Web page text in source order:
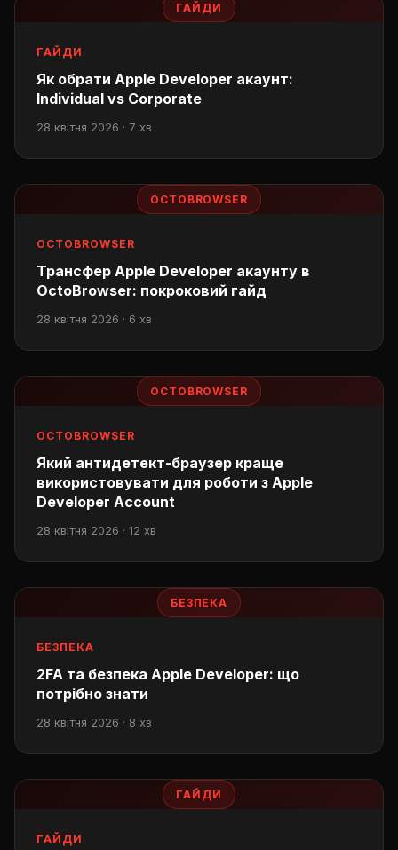
ГАЙДИ
ГАЙДИ
Як обрати Apple Developer акаунт:
Individual vs Corporate
28 квітня 2026 · 7 хв
OCTOBROWSER
OCTOBROWSER
Трансфер Apple Developer акаунту в
OctoBrowser: покроковий гайд
28 квітня 2026 · 6 хв
OCTOBROWSER
OCTOBROWSER
Який антидетект-браузер краще
використовувати для роботи з Apple
Developer Account
28 квітня 2026 · 12 хв
БЕЗПЕКА
БЕЗПЕКА
2FA та безпека Apple Developer: що
потрібно знати
28 квітня 2026 · 8 хв
ГАЙДИ
ГАЙДИ